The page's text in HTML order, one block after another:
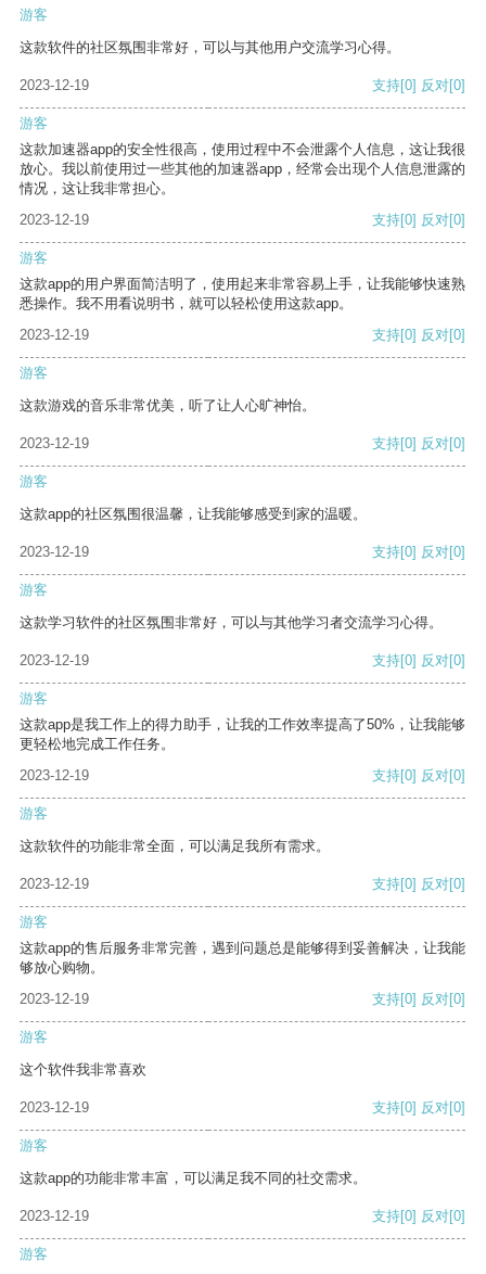
游客
这款软件的社区氛围非常好，可以与其他用户交流学习心得。
2023-12-19 支持[0] 反对[0]
游客
这款加速器app的安全性很高，使用过程中不会泄露个人信息，这让我很
放心。我以前使用过一些其他的加速器app，经常会出现个人信息泄露的
情况，这让我非常担心。
2023-12-19
支持[0] 反对[0]
游客
这款app的用户界面简洁明了，使用起来非常容易上手，让我能够快速熟
悉操作。我不用看说明书，就可以轻松使用这款app。
2023-12-19
支持[0] 反对[0]
游客
这款游戏的音乐非常优美，听了让人心旷神怡。
2023-12-19 支持[0] 反对[0]
游客
这款app的社区氛围很温馨，让我能够感受到家的温暖。
2023-12-19 支持[0] 反对[0]
游客
这款学习软件的社区氛围非常好，可以与其他学习者交流学习心得。
2023-12-19 支持[0] 反对[0]
游客
这款app是我工作上的得力助手，让我的工作效率提高了50%，让我能够
更轻松地完成工作任务。
2023-12-19
支持[0] 反对[0]
游客
这款软件的功能非常全面，可以满足我所有需求。
2023-12-19 支持[0] 反对[0]
游客
这款app的售后服务非常完善，遇到问题总是能够得到妥善解决，让我能
够放心购物。
2023-12-19
支持[0] 反对[0]
游客
这个软件我非常喜欢
2023-12-19 支持[0] 反对[0]
游客
这款app的功能非常丰富，可以满足我不同的社交需求。
2023-12-19 支持[0] 反对[0]
游客